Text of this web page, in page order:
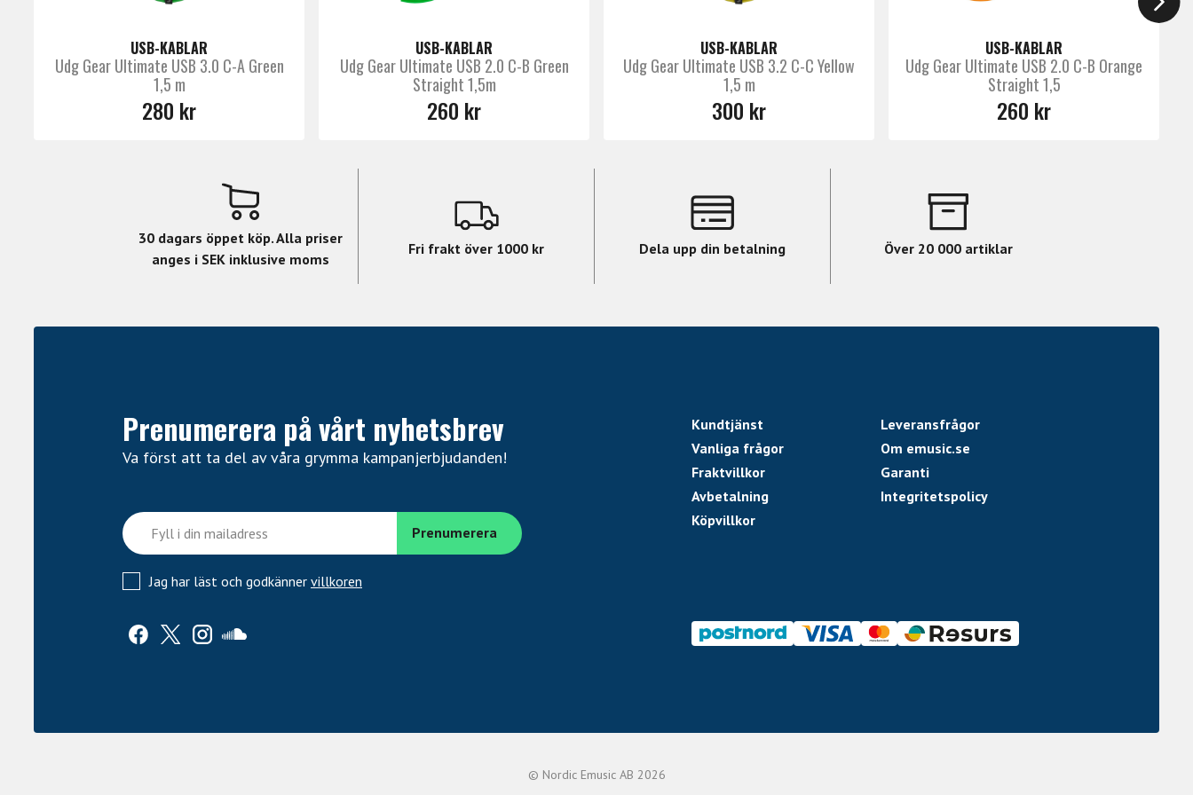
USB-KABLAR
Udg Gear Ultimate USB 3.0 C-A Green
1,5 m
280 kr
USB-KABLAR
Udg Gear Ultimate USB 2.0 C-B Green
Straight 1,5m
260 kr
USB-KABLAR
Udg Gear Ultimate USB 3.2 C-C Yellow
1,5 m
300 kr
USB-KABLAR
Udg Gear Ultimate USB 2.0 C-B Orange
Straight 1,5
260 kr
30 dagars öppet köp. Alla priser
anges i SEK inklusive moms
Fri frakt över 1000 kr Dela upp din betalning Över 20 000 artiklar
Prenumerera på vårt nyhetsbrev
Va först att ta del av våra grymma kampanjerbjudanden!
Jag har läst och godkänner villkoren
Kundtjänst
Leveransfrågor
Vanliga frågor
Om emusic.se
Fraktvillkor
Garanti
Avbetalning
Integritetspolicy
Köpvillkor
© Nordic Emusic AB 2026